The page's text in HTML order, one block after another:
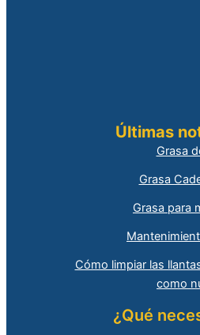
Últimas
Grasa
Grasa
Grasa para
Cómo limpiar las
como
¿Qué